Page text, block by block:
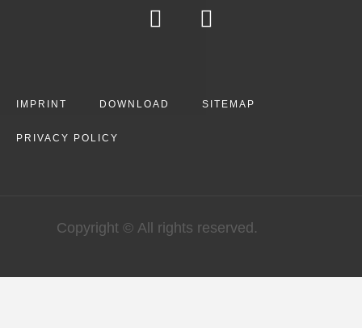
IMPRINT DOWNLOAD SITEMAP
PRIVACY POLICY
Copyright © All rights reserved.